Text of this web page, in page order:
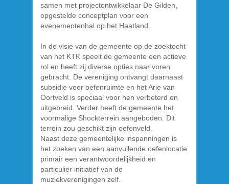
samen met projectontwikkelaar De Gilden,
opgestelde conceptplan voor een
evenementenhal op het Haatland.
In de visie van de gemeente op de zoektocht
van het KTK speelt de gemeente een actieve
rol en heeft zij diverse opties naar voren
gebracht. De vereniging ontvangt daarnaast
subsidie voor oefenruimte en het Arie van
Oortveld is speciaal voor hen verbeterd en
uitgebreid. Verder heeft de gemeente het
voormalige Shockterrein aangeboden. Dit
terrein zou geschikt zijn oefenveld.
Naast deze gemeentelijke inspanningen is
het zoeken van een aanvullende oefenlocatie
primair een verantwoordelijkheid en
particulier initiatief van de
muziekverenigingen zelf.